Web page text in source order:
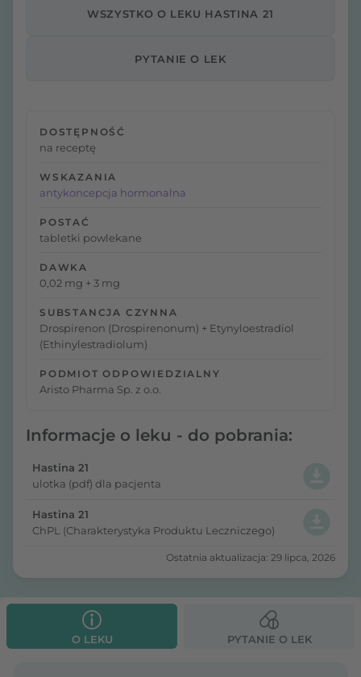
WSZYSTKO O LEKU HASTINA 21
PYTANIE O LEK
DOSTĘPNOŚĆ
na receptę
WSKAZANIA
antykoncepcja hormonalna
POSTAĆ
tabletki powlekane
DAWKA
0,02 mg + 3 mg
SUBSTANCJA CZYNNA
Drospirenon (Drospirenonum) + Etynyloestradiol
(Ethinylestradiolum)
PODMIOT ODPOWIEDZIALNY
Aristo Pharma Sp. z o.o.
Informacje o leku - do pobrania:
Hastina 21
ulotka (pdf) dla pacjenta
Hastina 21
ChPL (Charakterystyka Produktu Leczniczego)
Ostatnia aktualizacja: 29 lipca, 2026
O LEKU PYTANIE O LEK